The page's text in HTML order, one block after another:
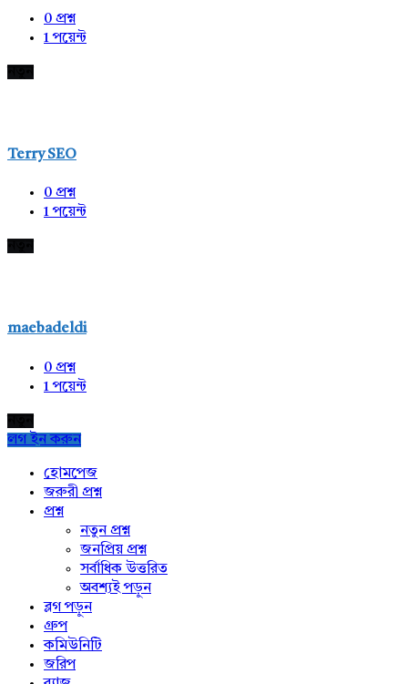
0 প্রশ্ন
1পয়েন্ট
Terry SEO
0 প্রশ্ন
1পয়েন্ট
maebadeldi
0 প্রশ্ন
1পয়েন্ট
লগ ইন করুন
Exploreহোমপেজ
জরুরী প্রশ্ন
প্রশ্ন
নতুন প্রশ্ন
জনপ্রিয় প্রশ্ন
সর্বাধিক উত্তরিত
অবশ্যই পড়ুন
ব্লগ পড়ুন
গ্রুপ
কমিউনিটি
জরিপ